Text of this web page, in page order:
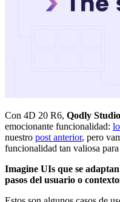
Con 4D 20 R6, Qodly
emocionante funcionalidad:
nuestro post anterior, pero
funcionalidad tan valiosa
Imagine UIs que se
pasos del usuario o